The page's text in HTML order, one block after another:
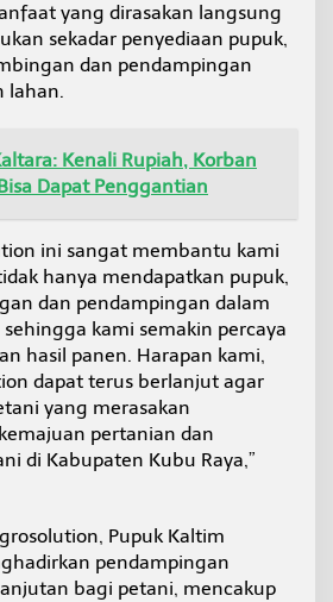
yang dirasakan langsung
sekadar penyediaan pupuk,
dan pendampingan
lahan.
Kenali Rupiah, Korban
Dapat Penggantian
ini sangat membantu kami
hanya mendapatkan pupuk,
dan pendampingan dalam
kami semakin percaya
hasil panen. Harapan kami,
dapat terus berlanjut agar
yang merasakan
pertanian dan
di Kabupaten Kubu Raya,”
Pupuk Kaltim
pendampingan
bagi petani, mencakup